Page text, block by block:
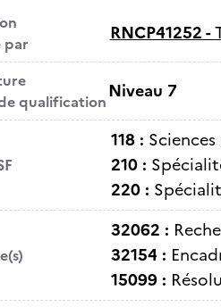
par
RNCP41252 -
qualificationNiveau 7
118 :
210 :
220 :
32062 :
32154 :
15099 :